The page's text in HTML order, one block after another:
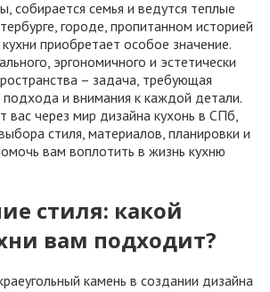
собирается семья и ведутся теплые
городе, пропитанном историей
приобретает особое значение.
эргономичного и эстетически
– задача, требующая
подхода и внимания к каждой детали.
вас через мир дизайна кухонь в СПб,
стиля, материалов, планировки и
вам воплотить в жизнь кухню
стиля: какой
вам подходит?
камень в создании дизайна